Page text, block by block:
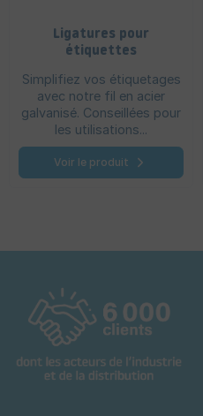
Ligatures pour
étiquettes
Simplifiez vos étiquetages
avec notre fil en acier
galvanisé. Conseillées pour
les utilisations...
Voir le produit